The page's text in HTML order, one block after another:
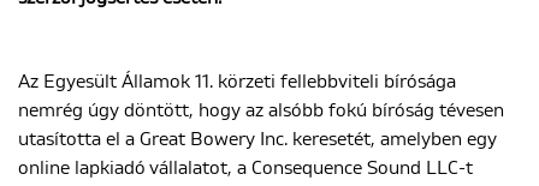
Az Egyesült Államok 11. körzeti fellebbviteli bírósága
nemrég úgy döntött, hogy az alsóbb fokú bíróság tévesen
utasította el a Great Bowery Inc. keresetét, amelyben egy
online lapkiadó vállalatot, a Consequence Sound LLC-t